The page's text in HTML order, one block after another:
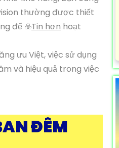
thường được thiết
để ☣️Tin hơn hoạt
ưu Việt, việc sử dụng
và hiệu quả trong việc
ĐÊM